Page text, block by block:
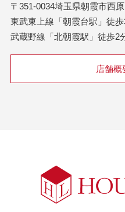
〒351-0034埼玉県朝霞市西
東武東上線「朝霞台駅」徒歩
武蔵野線「北朝霞駅」徒歩2
店舗概